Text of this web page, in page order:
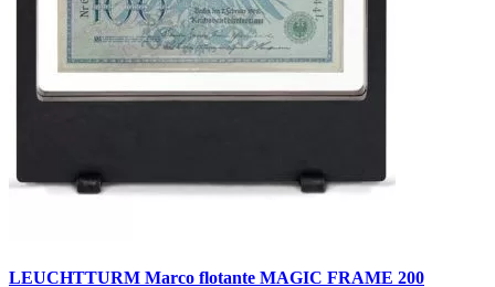
LEUCHTTURM Marco flotante MAGIC FRAME 200